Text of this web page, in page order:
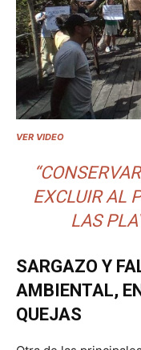
VER VIDEO
EXCLUIR AL
LAS
SARGAZO Y
AMBIENTAL,
QUEJAS